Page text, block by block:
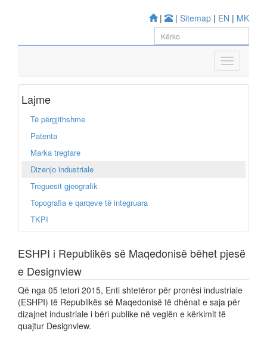
| | Sitemap | EN | MK
Lajme
Të përgjithshme
Patenta
Marka tregtare
Dizenjo industriale
Treguesit gjeografik
Topografia e qarqeve të integruara
TKPI
ESHPI i Republikës së Maqedonisë bëhet pjesë
e Designview
Që nga 05 tetori 2015, Enti shtetëror për pronësi industriale
(ESHPI) të Republikës së Maqedonisë të dhënat e saja për
dizajnet industriale i bëri publike në veglën e kërkimit të
quajtur Designview.